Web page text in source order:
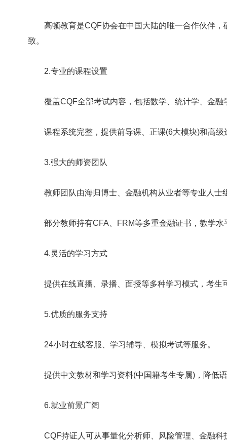
高顿教育是CQF协会在中国大陆的唯一合作伙伴，
致。
2.专业的课程设置
覆盖CQF全部考试内容，包括数学、统计学、金融
课程系统完整，提供前导课、正课(6大模块)和高级
3.强大的师资团队
教师团队由海归博士、金融机构从业者等专业人士
部分教师持有CFA、FRM等多重金融证书，教学水
4.灵活的学习方式
提供在线直播、录播、面授等多种学习模式，考生
5.优质的服务支持
24小时在线客服、学习辅导、模拟考试等服务。
提供中文教材和学习资料(中国籍考生专属)，降低
6.就业前景广阔
CQF持证人可从事量化分析师、风险管理、金融科